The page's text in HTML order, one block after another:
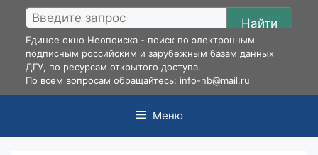
Перейти
содержимому
Найти
Единое окно Неопоиска - поиск по электронным
подписным российским и зарубежным базам данных
ДГУ, по ресурсам открытого доступа.
По всем вопросам обращайтесь: info-nb@mail.ru
Меню